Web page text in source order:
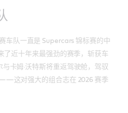
车队一直是 Supercars 锦标赛的中
了近十年来最强劲的赛季，斩获车
与卡姆·沃特斯将重返驾驶舱，驾驭
这对强大的组合志在 2026 赛季